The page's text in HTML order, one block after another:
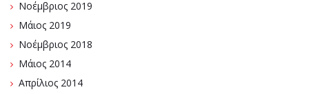
Νοέμβριος 2019
Μάιος 2019
Νοέμβριος 2018
Μάιος 2014
Απρίλιος 2014